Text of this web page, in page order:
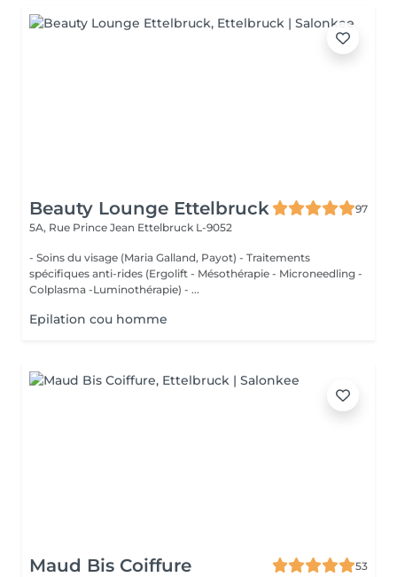
Beauty Lounge Ettelbruck
97
5A, Rue Prince Jean Ettelbruck L-9052
- Soins du visage (Maria Galland, Payot) - Traitements
spécifiques anti-rides (Ergolift - Mésothérapie - Microneedling -
Colplasma -Luminothérapie) - ...
Epilation cou homme
Maud Bis Coiffure
53